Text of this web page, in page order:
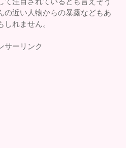
の近い人物からの暴露などもあ
れません。
サーリンク